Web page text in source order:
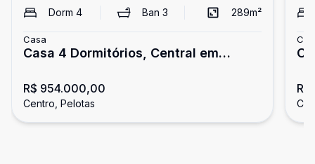
Dorm 4 Ban3 289m²
Casa
Casa 4 Dormitórios, Central em
R$ 954.000,00
Centro, Pelotas